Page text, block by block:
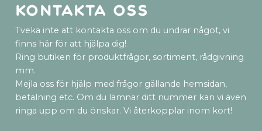
Kontakta oss
Tveka inte att kontakta oss om du undrar något, vi
finns här för att hjälpa dig!
Ring butiken för produktfrågor, sortiment, rådgivning
mm.
Mejla oss för hjälp med frågor gällande hemsidan,
betalning etc. Om du lämnar ditt nummer kan vi även
ringa upp om du önskar. Vi återkopplar inom kort!